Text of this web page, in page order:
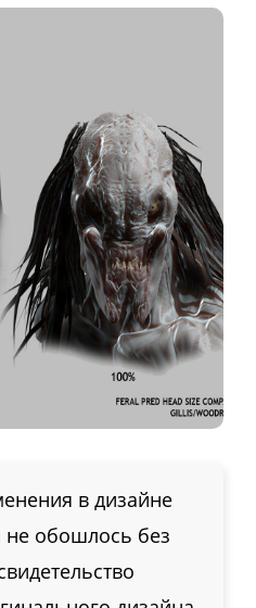
в дизайне
не обошлось без